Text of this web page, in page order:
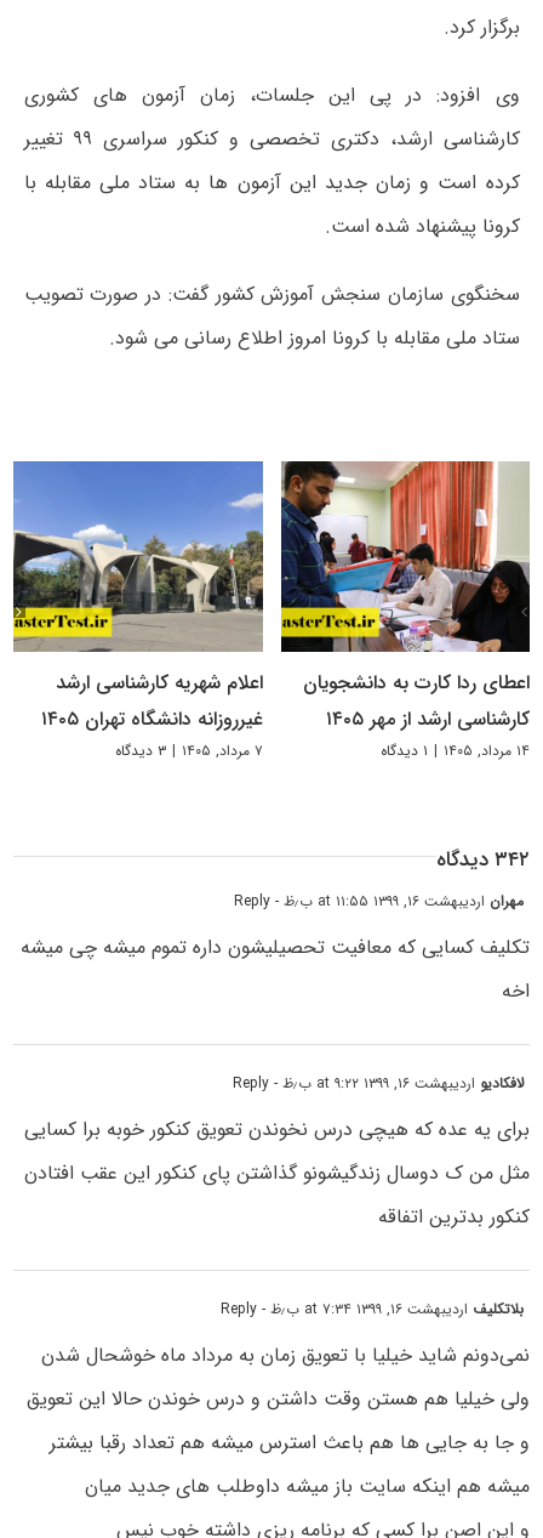
برگزار کرد.
وی افزود: در پی این جلسات، زمان آزمون های کشوری
کارشناسی ارشد، دکتری تخصصی و کنکور سراسری ۹۹ تغییر
کرده است و زمان جدید این آزمون ها به ستاد ملی مقابله با
کرونا پیشنهاد شده است.
سخنگوی سازمان سنجش آموزش کشور گفت: در صورت تصویب
ستاد ملی مقابله با کرونا امروز اطلاع رسانی می شود.
اعطای ردا کارت به دانشجویان
کارشناسی ارشد از مهر ۱۴۰۵
۱۴ مرداد, ۱۴۰۵ | ۱ دیدگاه
اعلام شهریه کارشناسی ارشد
غیرروزانه دانشگاه تهران ۱۴۰۵
۷ مرداد, ۱۴۰۵ | ۳ دیدگاه
۳۴۲ دیدگاه
مهران اردیبهشت ۱۶, ۱۳۹۹ at ۱۱:۵۵ ب٫ظ - Reply
تکلیف کسایی که معافیت تحصیلیشون داره تموم میشه چی میشه
اخه
لافکادیو اردیبهشت ۱۶, ۱۳۹۹ at ۹:۲۲ ب٫ظ - Reply
برای یه عده که هیچی درس نخوندن تعویق کنکور خوبه برا کسایی
مثل من ک دوسال زندگیشونو گذاشتن پای کنکور این عقب افتادن
کنکور بدترین اتفاقه
بلاتکلیف اردیبهشت ۱۶, ۱۳۹۹ at ۷:۳۴ ب٫ظ - Reply
نمی‌دونم شاید خیلیا با تعویق زمان به مرداد ماه خوشحال شدن
ولی خیلیا هم هستن وقت داشتن و درس خوندن حالا این تعویق
و جا به جایی ها هم باعث استرس میشه هم تعداد رقبا بیشتر
میشه هم اینکه سایت باز میشه داوطلب های جدید میان
و این اصن برا کسی که برنامه ریزی داشته خوب نیس